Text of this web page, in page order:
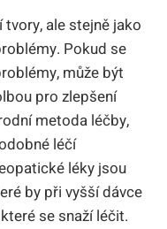
ale stejně jako
Pokud se
může být
pro zlepšení‍
metoda léčby,
léčí
léky jsou
by ⁢při vyšší dávce
se snaží léčit.